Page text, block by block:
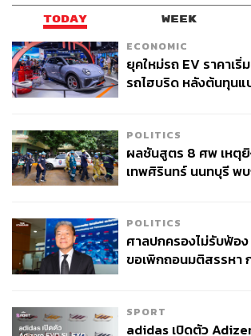
TODAY WEEK
ECONOMIC
ยุคใหม่รถ EV ราคาเริ่
รถไฮบริด หลังต้นทุนแ
POLITICS
ผลชันสูตร 8 ศพ เหตุยิ
เทพศิรินทร์ นนทบุรี พบ
POLITICS
ศาลปกครองไม่รับฟ้อ
ขอเพิกถอนมติสรรหา
SPORT
adidas เปิดตัว